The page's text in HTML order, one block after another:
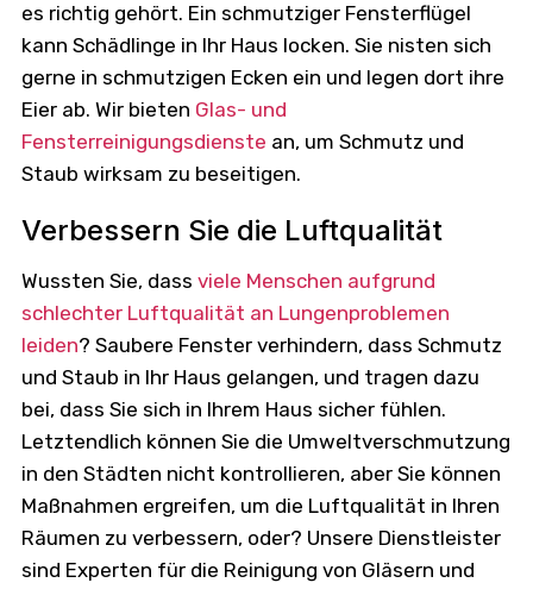
es richtig gehört. Ein schmutziger Fensterflügel
kann Schädlinge in Ihr Haus locken. Sie nisten sich
gerne in schmutzigen Ecken ein und legen dort ihre
Eier ab. Wir bieten Glas- und
Fensterreinigungsdienste an, um Schmutz und
Staub wirksam zu beseitigen.
Verbessern Sie die Luftqualität
Wussten Sie, dass viele Menschen aufgrund
schlechter Luftqualität an Lungenproblemen
leiden? Saubere Fenster verhindern, dass Schmutz
und Staub in Ihr Haus gelangen, und tragen dazu
bei, dass Sie sich in Ihrem Haus sicher fühlen.
Letztendlich können Sie die Umweltverschmutzung
in den Städten nicht kontrollieren, aber Sie können
Maßnahmen ergreifen, um die Luftqualität in Ihren
Räumen zu verbessern, oder? Unsere Dienstleister
sind Experten für die Reinigung von Gläsern und